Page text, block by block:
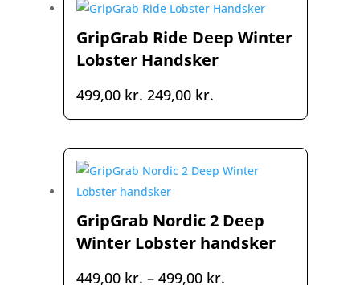
GripGrab Ride Deep Winter
Lobster Handsker
499,00kr. Den
oprindelige
499,00 kr..
249,00 kr.Den
aktuelle
249,00 kr..
GripGrab Nordic 2 Deep
Winter Lobster handsker
449,00 kr. – 499,00 kr.Prisinterval: